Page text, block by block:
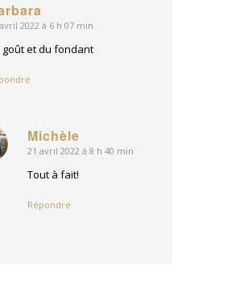
2022 à 6 h 07 min
goût et du fondant
Michèle
dit
21 avril 2022 à 8 h 40 min
Tout à fait!
Répondre